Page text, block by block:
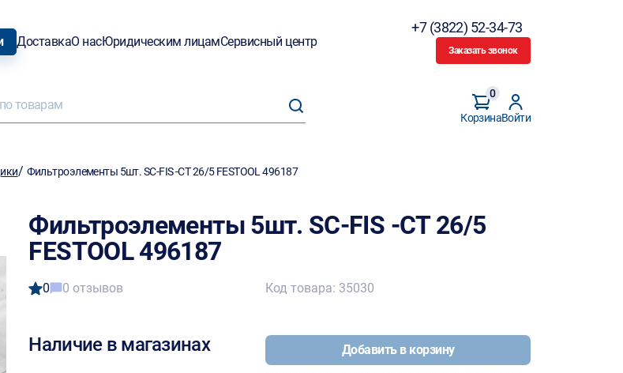
ДоставкаО насЮридическим лицамСервисный центр
+7 (3822) 52-34-73
Заказать звонок
Корзина
0
Войти
/ Фильтроэлементы 5шт. SC-FIS -CT 26/5 FESTOOL 496187
Фильтроэлементы 5шт. SC-FIS -CT 26/5
FESTOOL 496187
0 0 отзывов
Наличие в магазинах
Код товара: 35030
Добавить в корзину